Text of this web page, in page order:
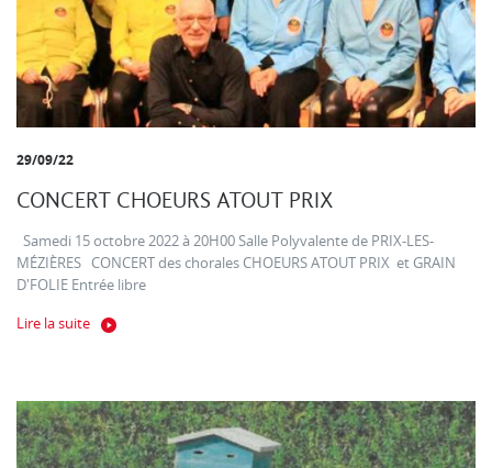
29/09/22
CONCERT CHOEURS ATOUT PRIX
Samedi 15 octobre 2022 à 20H00 Salle Polyvalente de PRIX-LES-
MÉZIÈRES CONCERT des chorales CHOEURS ATOUT PRIX et GRAIN
D'FOLIE Entrée libre
Lire la suite